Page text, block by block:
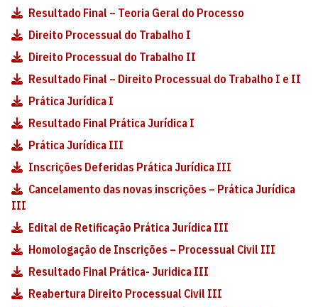
Resultado Final – Teoria Geral do Processo
Direito Processual do Trabalho I
Direito Processual do Trabalho II
Resultado Final – Direito Processual do Trabalho I e II
Prática Jurídica I
Resultado Final Prática Jurídica I
Prática Jurídica III
Inscrições Deferidas Prática Jurídica III
Cancelamento das novas inscrições – Prática Jurídica
III
Edital de Retificação Prática Jurídica III
Homologação de Inscrições – Processual Civil III
Resultado Final Prática- Juridica III
Reabertura Direito Processual Civil III